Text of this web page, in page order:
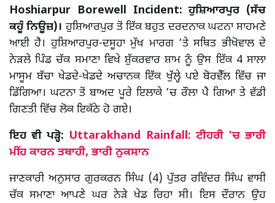
Hoshiarpur Borewell Incident: ਹੁਸ਼ਿਆਰਪੁਰ (ਸੱਚ
ਕਹੂੰ ਨਿਊਜ਼)। ਹੁਸ਼ਿਆਰਪੁਰ ਤੋਂ ਇੱਕ ਬਹੁਤ ਦਰਦਨਾਕ ਘਟਨਾ ਸਾਹਮਣੇ
ਆਈ ਹੈ। ਹੁਸ਼ਿਆਰਪੁਰ-ਦਸੂਹਾ ਮੁੱਖ ਮਾਰਗ ’ਤੇ ਸਥਿਤ ਭੀਖੋਵਾਲ ਦੇ
ਨੇੜਲੇ ਪਿੰਡ ਚੱਕ ਸਮਾਣਾ ਵਿਖੇ ਸ਼ੁੱਕਰਵਾਰ ਸ਼ਾਮ ਨੂੰ ਉਸ ਇੱਕ 4 ਸਾਲਾ
ਮਾਸੂਮ ਬੱਚਾ ਖੇਡਦੇ-ਖੇਡਦੇ ਅਚਾਨਕ ਇੱਕ ਖੁੱਲ੍ਹੇ ਪਏ ਬੋਰਵੈੱਲ ਵਿੱਚ ਜਾ
ਡਿੱਗਿਆ। ਘਟਨਾ ਤੋਂ ਬਾਅਦ ਪੂਰੇ ਇਲਾਕੇ ’ਚ ਰੌਲਾ ਪੈ ਗਿਆ ਤੇ ਵੱਡੀ
ਗਿਣਤੀ ਵਿੱਚ ਲੋਕ ਇਕੱਠੇ ਹੋ ਗਏ।
ਇਹ ਵੀ ਪੜ੍ਹੋ: Uttarakhand Rainfall: ਟੀਹਰੀ ’ਚ ਭਾਰੀ
ਮੀਂਹ ਕਾਰਨ ਤਬਾਹੀ, ਭਾਰੀ ਨੁਕਸਾਨ
ਜਾਣਕਾਰੀ ਅਨੁਸਾਰ ਗੁਰਕਰਨ ਸਿੰਘ (4) ਪੁੱਤਰ ਰਵਿੰਦਰ ਸਿੰਘ ਵਾਸੀ
ਚੱਕ ਸਮਾਣਾ ਆਪਣੇ ਘਰ ਨੇੜੇ ਖੇਡ ਰਿਹਾ ਸੀ। ਇਸ ਦੌਰਾਨ ਉਹ